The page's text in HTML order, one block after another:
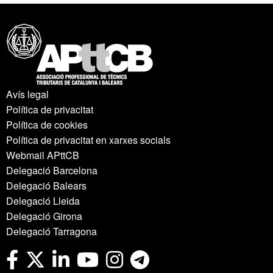
Avís legal
Política de privacitat
Política de cookies
Política de privacitat en xarxes socials
Webmail APttCB
Delegació Barcelona
Delegació Balears
Delegació Lleida
Delegació Girona
Delegació Tarragona